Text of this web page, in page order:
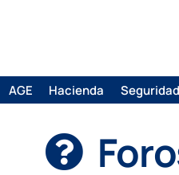
AGE Hacienda